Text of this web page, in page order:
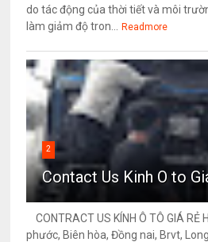
do tác động của thời tiết và môi
làm giảm độ tron...
Readmore
2
Contact Us Kinh O to
CONTRACT US KÍNH Ô TÔ GIÁ RẺ
phước, Biên hòa, Đồng nai, Brvt,